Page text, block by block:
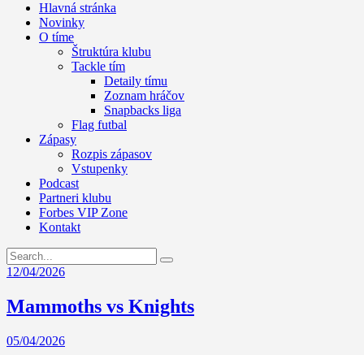
Hlavná stránka
Novinky
O tíme
Štruktúra klubu
Tackle tím
Detaily tímu
Zoznam hráčov
Snapbacks liga
Flag futbal
Zápasy
Rozpis zápasov
Vstupenky
Podcast
Partneri klubu
Forbes VIP Zone
Kontakt
12/04/2026
Mammoths vs Knights
05/04/2026